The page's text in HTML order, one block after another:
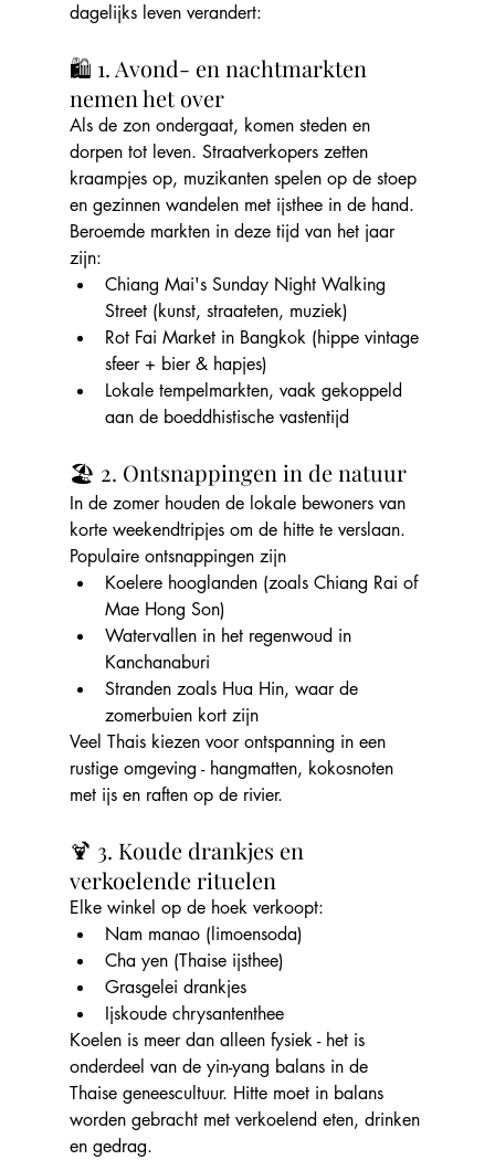
dagelijks leven verandert:
🛍️ 1. Avond- en nachtmarkten
nemen het over
Als de zon ondergaat, komen steden en
dorpen tot leven. Straatverkopers zetten
kraampjes op, muzikanten spelen op de stoep
en gezinnen wandelen met ijsthee in de hand.
Beroemde markten in deze tijd van het jaar
zijn:
Chiang Mai's Sunday Night Walking
Street (kunst, straateten, muziek)
Rot Fai Market in Bangkok (hippe vintage
sfeer + bier & hapjes)
Lokale tempelmarkten, vaak gekoppeld
aan de boeddhistische vastentijd
🏖️ 2. Ontsnappingen in de natuur
In de zomer houden de lokale bewoners van
korte weekendtripjes om de hitte te verslaan.
Populaire ontsnappingen zijn
Koelere hooglanden (zoals Chiang Rai of
Mae Hong Son)
Watervallen in het regenwoud in
Kanchanaburi
Stranden zoals Hua Hin, waar de
zomerbuien kort zijn
Veel Thais kiezen voor ontspanning in een
rustige omgeving - hangmatten, kokosnoten
met ijs en raften op de rivier.
🍹 3. Koude drankjes en
verkoelende rituelen
Elke winkel op de hoek verkoopt:
Nam manao (limoensoda)
Cha yen (Thaise ijsthee)
Grasgelei drankjes
Ijskoude chrysantenthee
Koelen is meer dan alleen fysiek - het is
onderdeel van de yin-yang balans in de
Thaise geneescultuur. Hitte moet in balans
worden gebracht met verkoelend eten, drinken
en gedrag.